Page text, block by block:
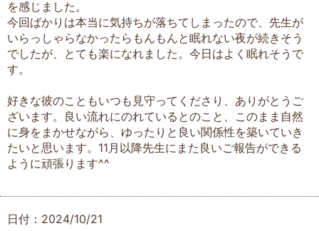
を感じました。
今回ばかりは本当に気持ちが落ちてしまったので、先生が
いらっしゃらなかったらもんもんと眠れない夜が続きそう
でしたが、とても楽になれました。今日はよく眠れそうで
す。
好きな彼のこともいつも見守ってくださり、ありがとうご
ざいます。良い流れにのれているとのこと、このまま自然
に身をまかせながら、ゆったりと良い関係性を築いていき
たいと思います。11月以降先生にまた良いご報告ができる
ように頑張ります^^
日付：2024/10/21